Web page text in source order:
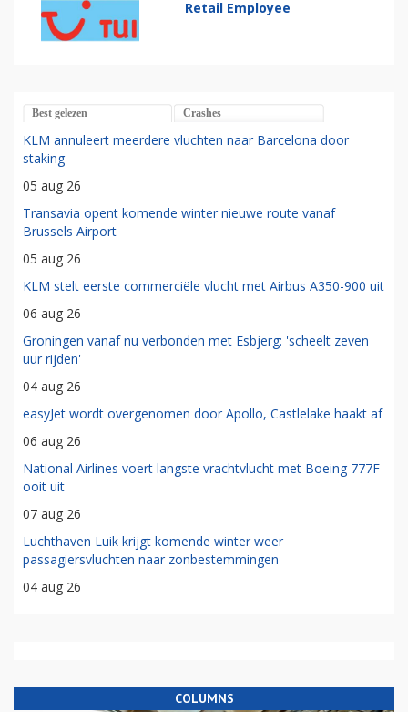
Retail Employee
Best gelezen Crashes
KLM annuleert meerdere vluchten naar Barcelona door
staking
05 aug 26
Transavia opent komende winter nieuwe route vanaf
Brussels Airport
05 aug 26
KLM stelt eerste commerciële vlucht met Airbus A350-900 uit
06 aug 26
Groningen vanaf nu verbonden met Esbjerg: 'scheelt zeven
uur rijden'
04 aug 26
easyJet wordt overgenomen door Apollo, Castlelake haakt af
06 aug 26
National Airlines voert langste vrachtvlucht met Boeing 777F
ooit uit
07 aug 26
Luchthaven Luik krijgt komende winter weer
passagiersvluchten naar zonbestemmingen
04 aug 26
COLUMNS